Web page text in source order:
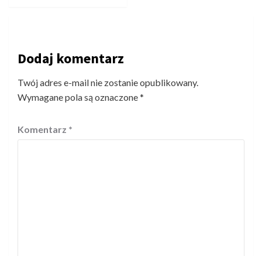
Dodaj komentarz
Twój adres e-mail nie zostanie opublikowany.
Wymagane pola są oznaczone*
Komentarz *